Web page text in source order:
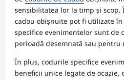
sensibilitatea lor la timp și
cadou obișnuite pot fi utilizate
specifice evenimentelor sunt de
perioadă desemnată sau
În plus, codurile specifice
beneficii unice legate de ocazie,